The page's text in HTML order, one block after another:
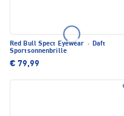
Red Bull Spect Eyewear · Daft
Sportsonnenbrille
€ 79,99